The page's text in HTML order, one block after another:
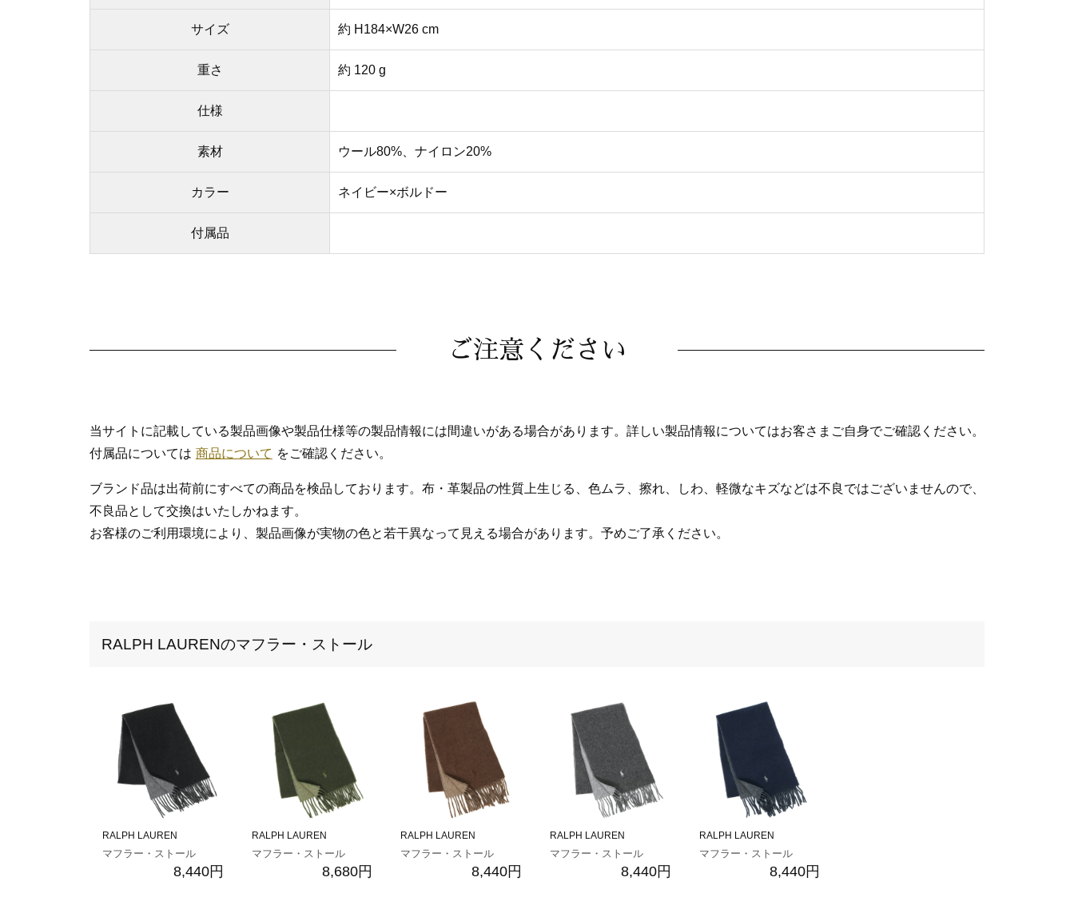
サイズ 約 H184×W26 cm
重さ 約 120 g
仕様
素材 ウール80%、ナイロン20%
カラー ネイビー×ボルドー
付属品
ご注意ください
当サイトに記載している製品画像や製品仕様等の製品情報には間違いがある場合があります。詳しい製品情報についてはお客さまご自身でご確認ください。
付属品については 商品について をご確認ください。
ブランド品は出荷前にすべての商品を検品しております。布・革製品の性質上生じる、色ムラ、擦れ、しわ、軽微なキズなどは不良ではございませんので、
不良品として交換はいたしかねます。
お客様のご利用環境により、製品画像が実物の色と若干異なって見える場合があります。予めご了承ください。
RALPH LAURENのマフラー・ストール
RALPH LAUREN
マフラー・ストール
8,440円
RALPH LAUREN
マフラー・ストール
8,680円
RALPH LAUREN
マフラー・ストール
8,440円
RALPH LAUREN
マフラー・ストール
8,440円
RALPH LAUREN
マフラー・ストール
8,440円